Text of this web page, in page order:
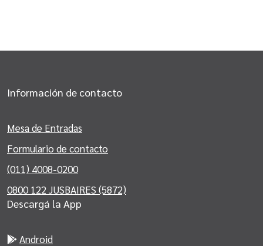
Información de contacto
Mesa de Entradas
Formulario de contacto
(011) 4008-0200
0800 122 JUSBAIRES (5872)
Descargá la App
Android